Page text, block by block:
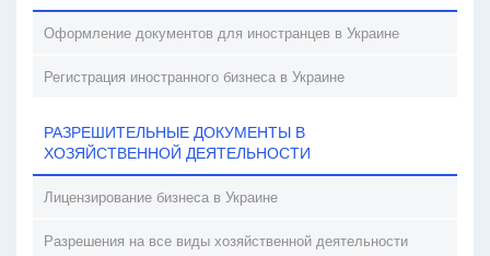
Оформление документов для иностранцев в Украине
Регистрация иностранного бизнеса в Украине
РАЗРЕШИТЕЛЬНЫЕ ДОКУМЕНТЫ В
ХОЗЯЙСТВЕННОЙ ДЕЯТЕЛЬНОСТИ
Лицензирование бизнеса в Украине
Разрешения на все виды хозяйственной деятельности